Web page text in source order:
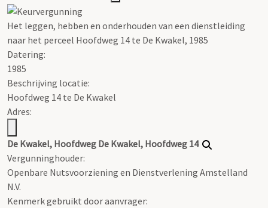
Het leggen, hebben en onderhouden van een dienstleiding
naar het perceel Hoofdweg 14 te De Kwakel, 1985
Datering:
1985
Beschrijving locatie:
Hoofdweg 14 te De Kwakel
Adres:
De Kwakel, Hoofdweg De Kwakel, Hoofdweg 14
Vergunninghouder:
Openbare Nutsvoorziening en Dienstverlening Amstelland
N.V.
Kenmerk gebruikt door aanvrager: